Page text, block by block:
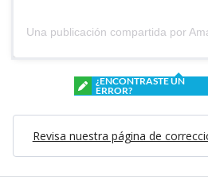
¿ENCONTRASTE UN
ERROR?
Revisa nuestra página de